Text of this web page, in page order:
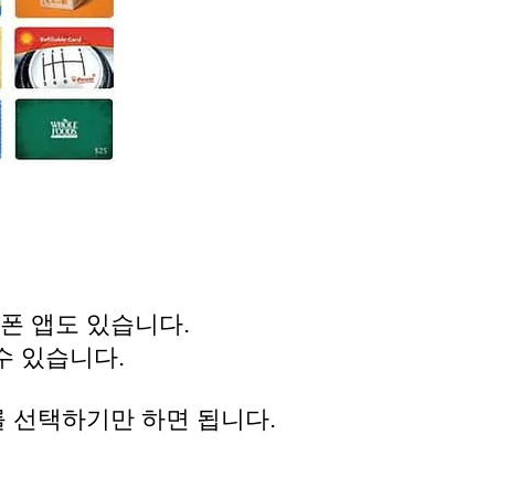
앱도 있습니다.
있습니다.
선택하기만 하면 됩니다.